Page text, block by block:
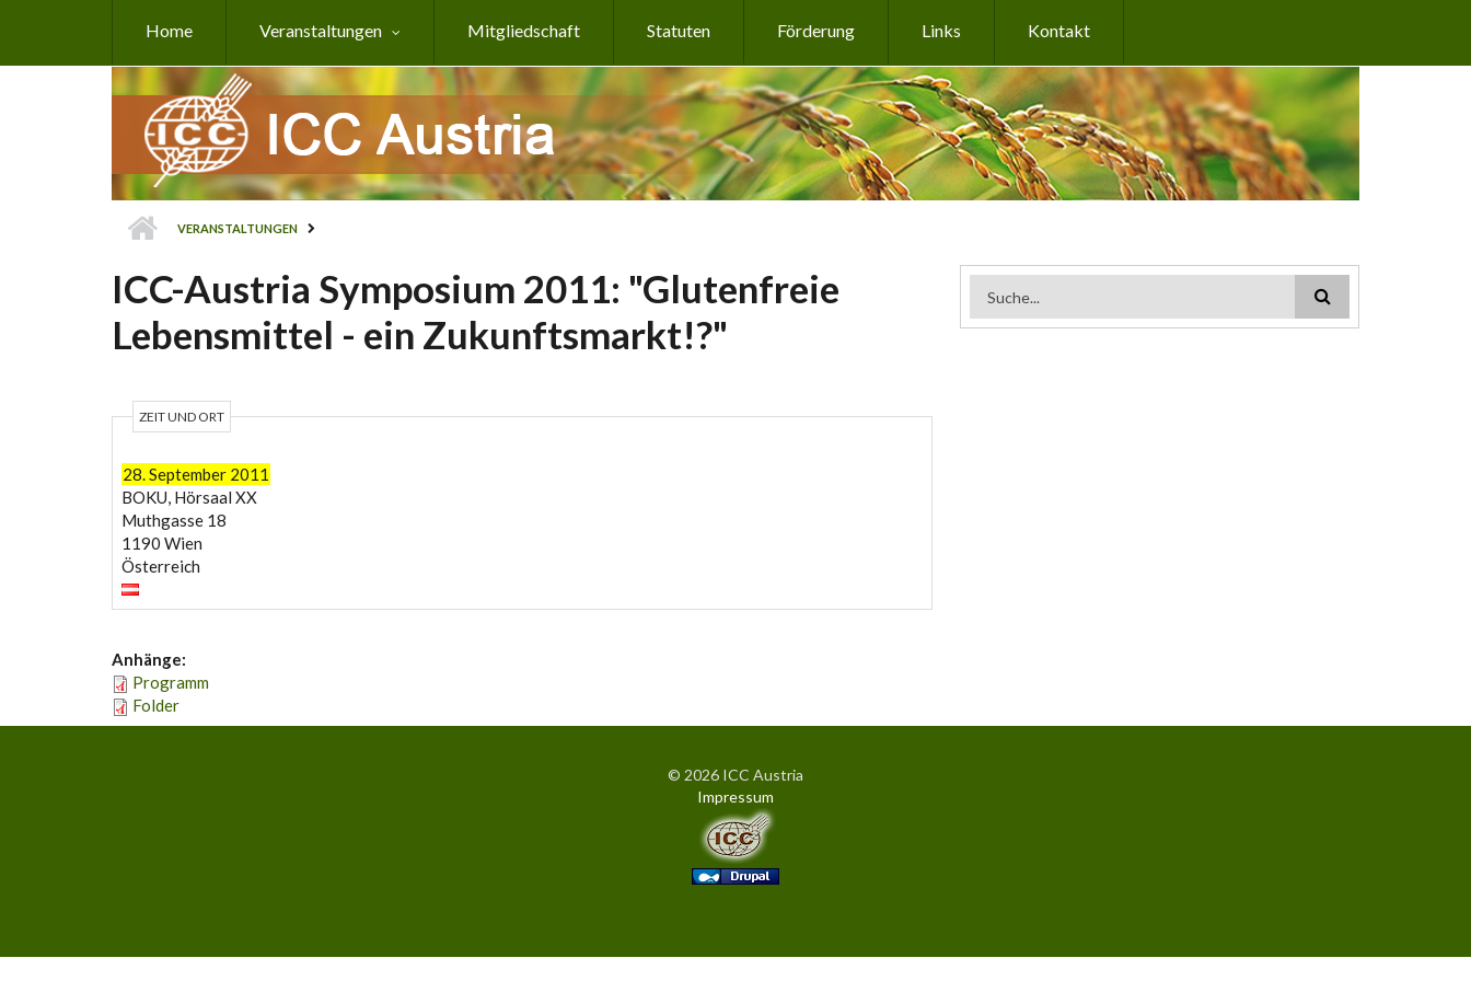
Home Veranstaltungen Mitgliedschaft Statuten Förderung Links Kontakt
VERANSTALTUNGEN
ICC-Austria Symposium 2011: "Glutenfreie
Lebensmittel - ein Zukunftsmarkt!?"
ZEIT UND ORT
28. September 2011
BOKU, Hörsaal XX
Muthgasse 18
1190 Wien
Österreich
Anhänge:
Programm
Folder
Suchformular
© 2026 ICC Austria
Impressum